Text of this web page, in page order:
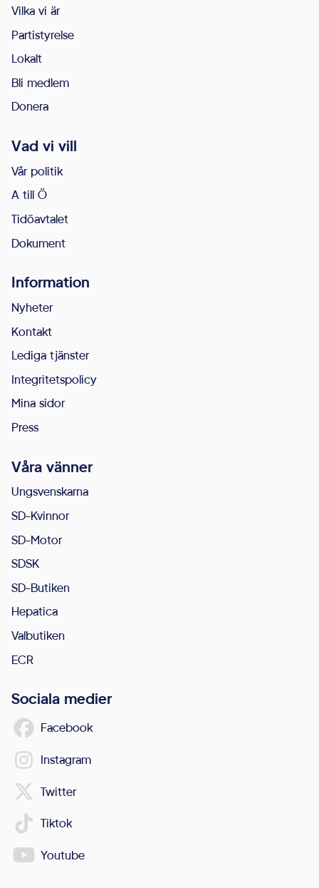
Vilka vi är
Partistyrelse
Lokalt
Bli medlem
Donera
Vad vi vill
Vår politik
A till Ö
Tidöavtalet
Dokument
Information
Nyheter
Kontakt
Lediga tjänster
Integritetspolicy
Mina sidor
Press
Våra vänner
Ungsvenskarna
SD-Kvinnor
SD-Motor
SDSK
SD-Butiken
Hepatica
Valbutiken
ECR
Sociala medier
Facebook
Instagram
Twitter
Tiktok
Youtube
såsom
sidnavigering
och åtkomst till
säkra områden
webbplatsen.
fungerar inte
korrekt utan
dessa cookies.
Statistik
statistik hjälper
en
webbplatsägare
besökare
interagerar med
webbplatser
genom att
rapportera in
information
Upplevelse
webbplats
ska prestera
så bra som
möjligt under
Om du nekar
kakorna
kommer viss
funktionalitet
att försvinna
från
webbplatsen.